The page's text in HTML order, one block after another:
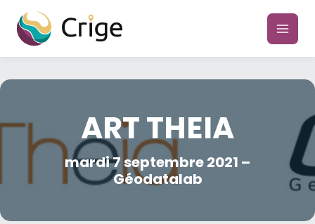
contenu
main
ART THEIA
mardi 7 septembre 2021 –
Géodatalab